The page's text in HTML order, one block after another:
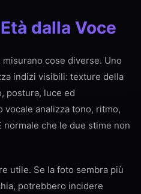
dalla Voce
cose diverse. Uno
indizi visibili: texture della
postura, luce ed
analizza tono, ritmo,
normale che le due stime non
utile. Se la foto sembra più
potrebbero incidere